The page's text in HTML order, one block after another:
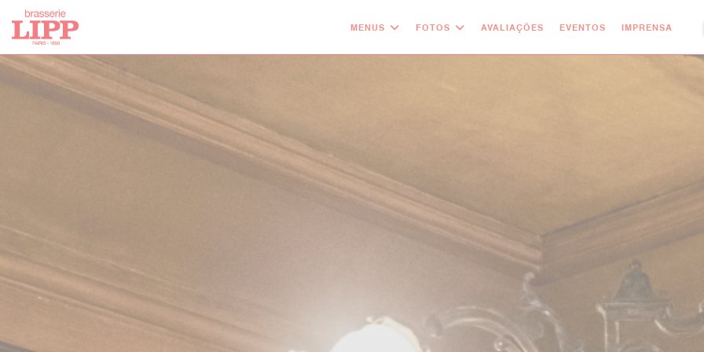
Painel de Gerenciamento de Cookies
MENUS FOTOS AVALIAÇÕES EVENTOS IMPRENSA